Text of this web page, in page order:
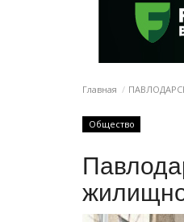
Главная
Общество